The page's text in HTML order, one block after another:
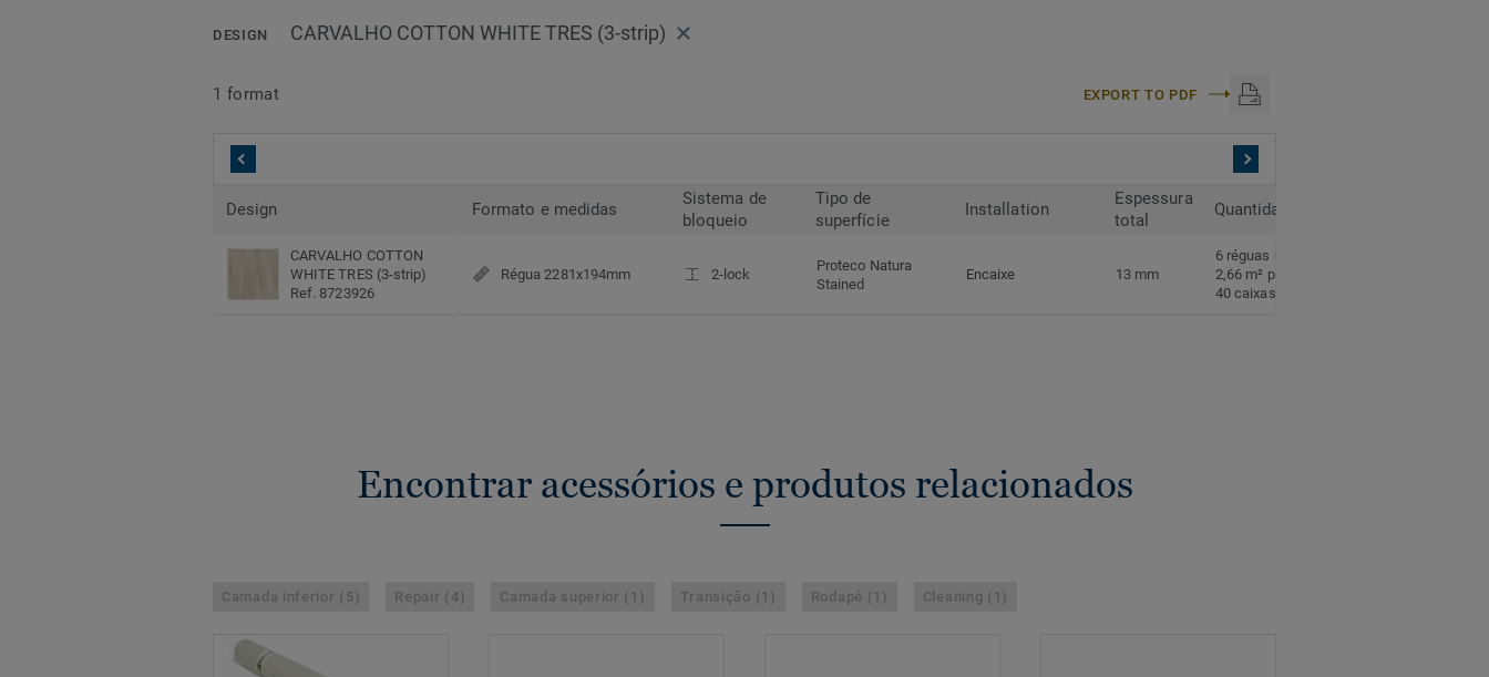
DESIGN CARVALHO COTTON WHITE TRES (3-strip)
1 format EXPORT TO PDF
Design Formato e medidas
Sistema de
bloqueio
Tipo de
superfície
Installation
Espessura
total
Quantidade
CARVALHO COTTON
WHITE TRES (3-strip)
Ref. 8723926
Régua 2281x194mm 2-lock
Proteco Natura
Stained
Encaixe 13 mm
6 réguas por caixa
2,66 m² por caixa
40 caixas por palete
Encontrar acessórios e produtos relacionados
Camada inferior (5) Repair (4) Camada superior (1) Transição (1) Rodapé (1) Cleaning (1)